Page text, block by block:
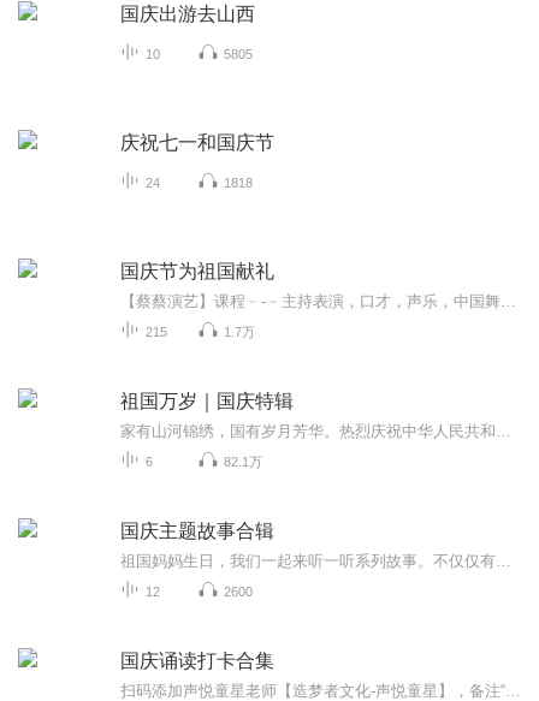
国庆出游去山西
10 5805
庆祝七一和国庆节
24 1818
国庆节为祖国献礼
215 1.7万
祖国万岁｜国庆特辑
6 82.1万
国庆主题故事合辑
12 2600
国庆诵读打卡合集